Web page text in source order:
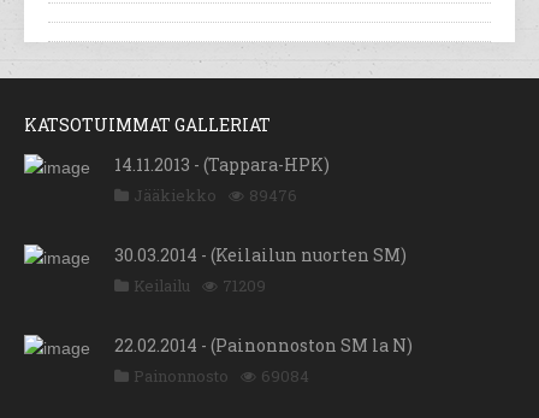
KATSOTUIMMAT GALLERIAT
14.11.2013 - (Tappara-HPK)
Jääkiekko 89476
30.03.2014 - (Keilailun nuorten SM)
Keilailu 71209
22.02.2014 - (Painonnoston SM la N)
Painonnosto 69084